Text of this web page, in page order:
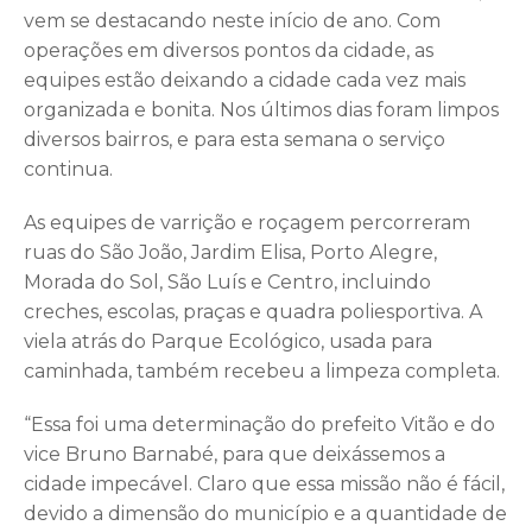
vem se destacando neste início de ano. Com
operações em diversos pontos da cidade, as
equipes estão deixando a cidade cada vez mais
organizada e bonita. Nos últimos dias foram limpos
diversos bairros, e para esta semana o serviço
continua.
As equipes de varrição e roçagem percorreram
ruas do São João, Jardim Elisa, Porto Alegre,
Morada do Sol, São Luís e Centro, incluindo
creches, escolas, praças e quadra poliesportiva. A
viela atrás do Parque Ecológico, usada para
caminhada, também recebeu a limpeza completa.
“Essa foi uma determinação do prefeito Vitão e do
vice Bruno Barnabé, para que deixássemos a
cidade impecável. Claro que essa missão não é fácil,
devido a dimensão do município e a quantidade de